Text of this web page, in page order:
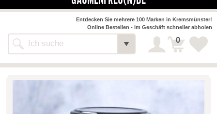
Alle Webseiten
Entdecken Sie mehrere 100 Marken in Kremsmünster!
Online Bestellen - im Geschäft schneller abholen
0
NAHVERSORGER
>> Bauernmarkt << Detail
Bäckerei-Konditorei-Café
Fleischerei Hüthmayr Detail